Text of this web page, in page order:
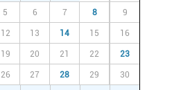
5 6 7 8 9
12 13 14 15 16
19 20 21 22 23
26 27 28 29 30